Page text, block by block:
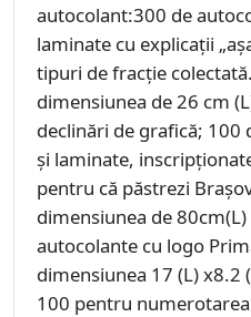
autocolant:300 de
laminate cu explicaţii
tipuri de fracție
dimensiunea de 26 cm
declinări de grafică;
şi laminate,
pentru că păstrezi
dimensiunea de
autocolante cu logo
dimensiunea 17 (L) x8.2
100 pentru